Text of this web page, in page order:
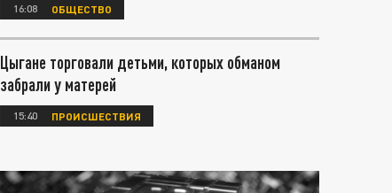
16:08 ОБЩЕСТВО
Цыгане торговали детьми, которых обманом
забрали у матерей
15:40 ПРОИСШЕСТВИЯ